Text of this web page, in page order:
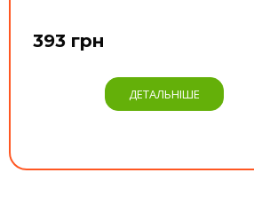
393 грн
ДЕТАЛЬНІШЕ